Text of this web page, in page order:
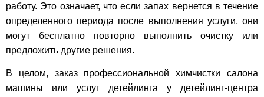
работу. Это означает, что если запах вернется в течение
определенного периода после выполнения услуги, они
могут бесплатно повторно выполнить очистку или
предложить другие решения.
В целом, заказ профессиональной химчистки салона
машины или услуг детейлинга у детейлинг-центра